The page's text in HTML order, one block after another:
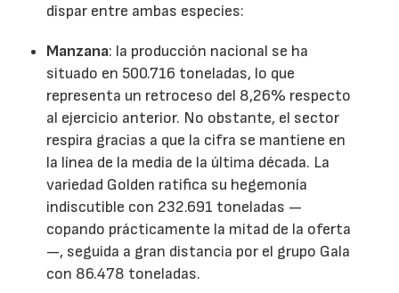
dispar entre ambas especies:
Manzana: la producción nacional se ha
situado en 500.716 toneladas, lo que
representa un retroceso del 8,26% respecto
al ejercicio anterior. No obstante, el sector
respira gracias a que la cifra se mantiene en
la línea de la media de la última década. La
variedad Golden ratifica su hegemonía
indiscutible con 232.691 toneladas —
copando prácticamente la mitad de la oferta
—, seguida a gran distancia por el grupo Gala
con 86.478 toneladas.